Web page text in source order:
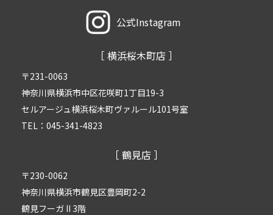
公式Instagram
［ 横浜桜木町店 ］
〒231-0063
神奈川県横浜市中区花咲町1丁目19-3
セルアージュ横浜桜木町ヴァルール101号室
TEL： 045-341-4823
［ 鶴見店 ］
〒230-0062
神奈川県横浜市鶴見区豊岡町2-2
鶴見フーガ II 3階